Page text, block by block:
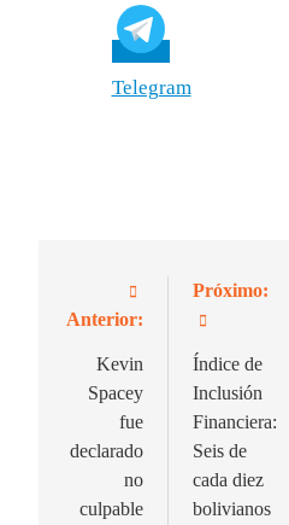
Telegram
Navegación
entradas
Anterior:
Kevin
Spacey
fue
declarado
no
culpable
Próximo:
Índice de
Inclusión
Financiera:
Seis de
cada diez
bolivianos